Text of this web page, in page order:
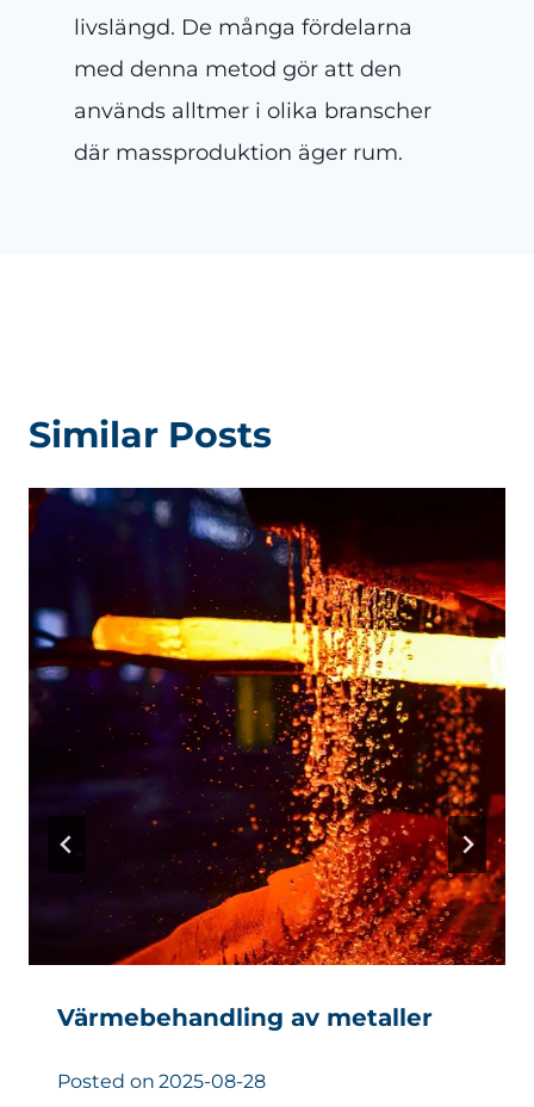
livslängd. De många fördelarna
med denna metod gör att den
används alltmer i olika branscher
där massproduktion äger rum.
Similar Posts
Värmebehandling av metaller
Posted on 2025-08-28